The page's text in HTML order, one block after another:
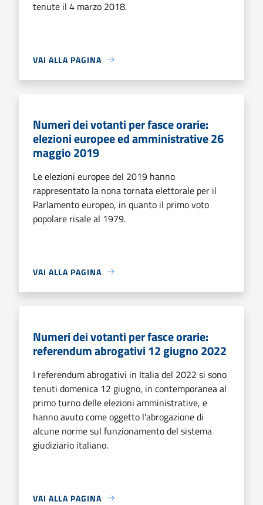
tenute il 4 marzo 2018.
VAI ALLA PAGINA
Numeri dei votanti per fasce orarie:
elezioni europee ed amministrative 26
maggio 2019
Le elezioni europee del 2019 hanno
rappresentato la nona tornata elettorale per il
Parlamento europeo, in quanto il primo voto
popolare risale al 1979.
VAI ALLA PAGINA
Numeri dei votanti per fasce orarie:
referendum abrogativi 12 giugno 2022
I referendum abrogativi in Italia del 2022 si sono
tenuti domenica 12 giugno, in contemporanea al
primo turno delle elezioni amministrative, e
hanno avuto come oggetto l'abrogazione di
alcune norme sul funzionamento del sistema
giudiziario italiano.
VAI ALLA PAGINA